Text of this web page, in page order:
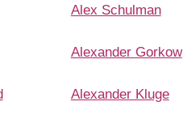
Alex Schulman
Alexander Gorkow
Alexander Kluge